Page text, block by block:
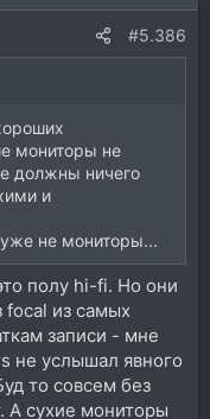
#5.386
мониторы не
должны ничего
и
не мониторы...
полу hi-fi. Но они
focal из самых
записи - мне
не услышал явного
то совсем без
А сухие мониторы